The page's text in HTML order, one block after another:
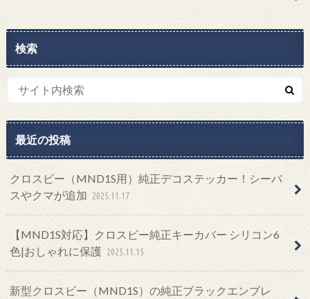
検索
最近の投稿
クロスビー（MND1S用）純正デコステッカー！シーバ
スやクマが追加 2025.11.17
【MND1S対応】クロスビー純正キーカバー シリコン6
色|おしゃれに保護 2025.11.15
新型クロスビー（MND1S）の純正ブラックエンブレ